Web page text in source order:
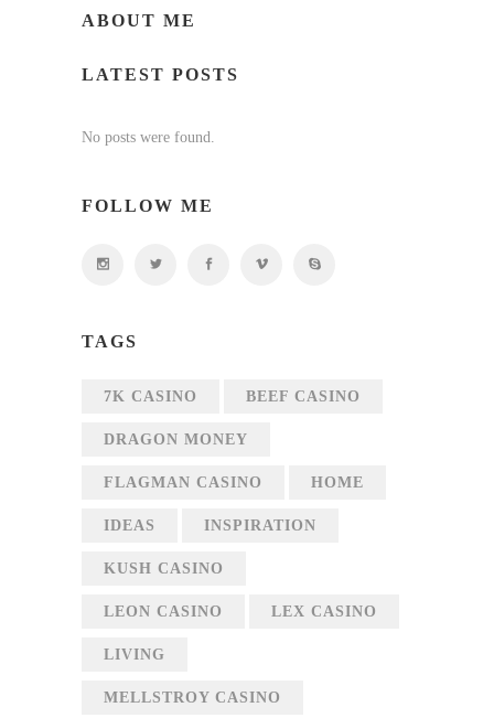
ABOUT ME
LATEST POSTS
No posts were found.
FOLLOW ME
TAGS
7K CASINO BEEF CASINO
DRAGON MONEY
FLAGMAN CASINO HOME
IDEAS INSPIRATION
KUSH CASINO
LEON CASINO LEX CASINO
LIVING
MELLSTROY CASINO